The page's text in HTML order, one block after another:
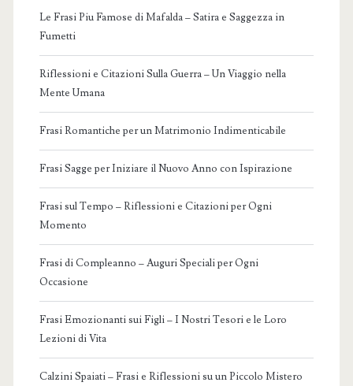
Le Frasi Piu Famose di Mafalda – Satira e Saggezza in
Fumetti
Riflessioni e Citazioni Sulla Guerra – Un Viaggio nella
Mente Umana
Frasi Romantiche per un Matrimonio Indimenticabile
Frasi Sagge per Iniziare il Nuovo Anno con Ispirazione
Frasi sul Tempo – Riflessioni e Citazioni per Ogni
Momento
Frasi di Compleanno – Auguri Speciali per Ogni
Occasione
Frasi Emozionanti sui Figli – I Nostri Tesori e le Loro
Lezioni di Vita
Calzini Spaiati – Frasi e Riflessioni su un Piccolo Mistero